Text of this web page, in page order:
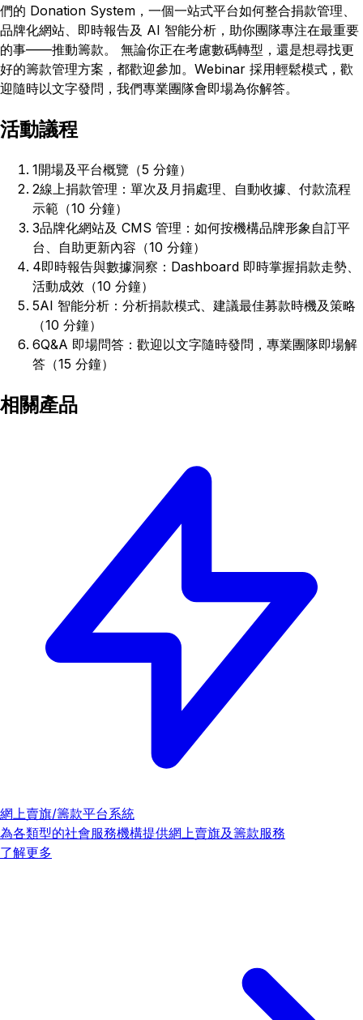
們的 Donation System，一個一站式平台如何整合捐款管理、
品牌化網站、即時報告及 AI 智能分析，助你團隊專注在最重要
的事——推動籌款。 無論你正在考慮數碼轉型，還是想尋找更
好的籌款管理方案，都歡迎參加。Webinar 採用輕鬆模式，歡
迎隨時以文字發問，我們專業團隊會即場為你解答。
活動議程
1開場及平台概覽（5 分鐘）
2線上捐款管理：單次及月捐處理、自動收據、付款流程
示範（10 分鐘）
3品牌化網站及 CMS 管理：如何按機構品牌形象自訂平
台、自助更新內容（10 分鐘）
4即時報告與數據洞察：Dashboard 即時掌握捐款走勢、
活動成效（10 分鐘）
5AI 智能分析：分析捐款模式、建議最佳募款時機及策略
（10 分鐘）
6Q&A 即場問答：歡迎以文字隨時發問，專業團隊即場解
答（15 分鐘）
相關產品
網上賣旗/籌款平台系統
為各類型的社會服務機構提供網上賣旗及籌款服務
了解更多